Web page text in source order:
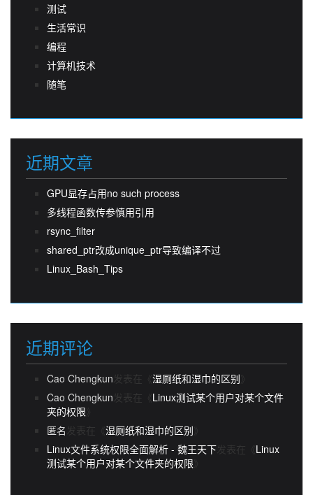
测试
生活常识
编程
计算机技术
随笔
近期文章
GPU显存占用no such process
多线程函数传参慎用引用
rsync_filter
shared_ptr改成unique_ptr导致编译不过
Linux_Bash_Tips
近期评论
Cao Chengkun发表在《 湿厕纸和湿巾的区别
Cao Chengkun发表在《 Linux测试某个用户对某个文件
夹的权限
匿名 发表在《 湿厕纸和湿巾的区别
Linux文件系统权限全面解析 - 魏王天下发表在《 Linux
测试某个用户对某个文件夹的权限